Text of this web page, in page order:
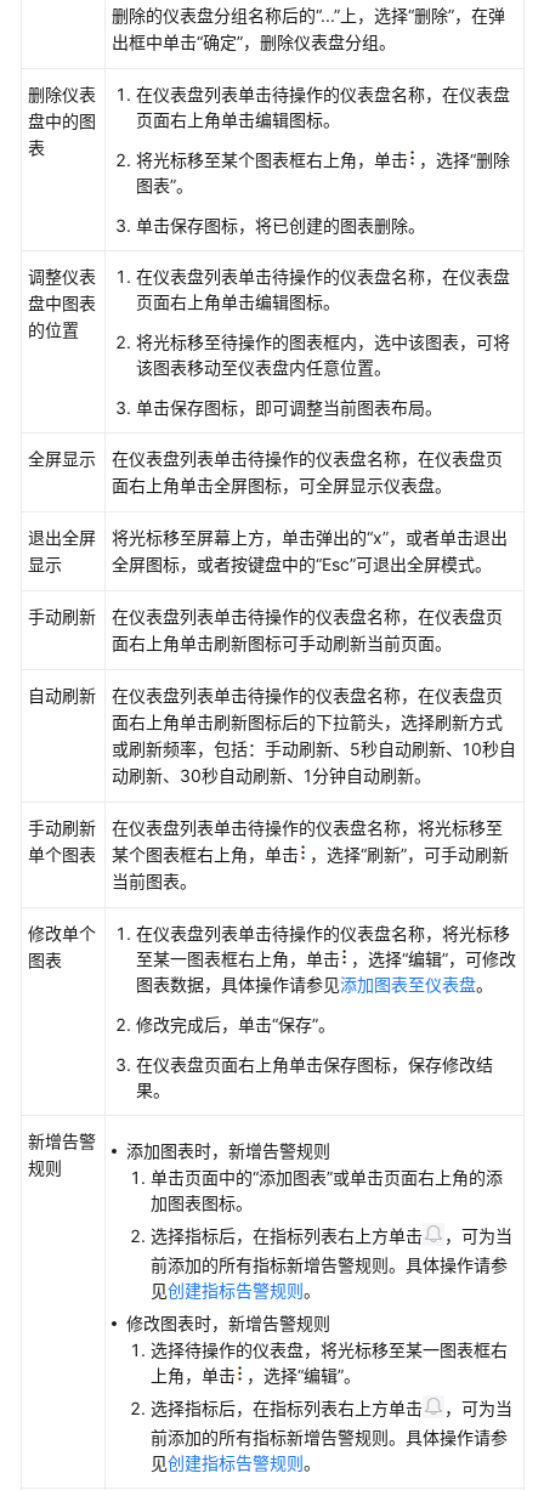
屏
模
在
设
AOM
表
滤
设
置
AOM
表
盘
滤
器
（新
版）
统
计
图
说
图
明
（新
删除的仪表盘分组名称后的“...” 上，选择“删除”，在弹
出框中单击“确定”，删除仪表盘分组。
删除仪表
盘中的图
表
在仪表盘列表单击待操作的仪表盘名称，在仪表盘
页面右上角单击编辑图标。
将光标移至某个图表框右上角，单击
，选择“删除
图表”。
单击保存图标，将已创建的图表删除。
调整仪表
盘中图表
的位置
在仪表盘列表单击待操作的仪表盘名称，在仪表盘
页面右上角单击编辑图标。
将光标移至待操作的图表框内，选中该图表，可将
该图表移动至仪表盘内任意位置。
单击保存图标，即可调整当前图表布局。
全屏显示
在仪表盘列表单击待操作的仪表盘名称，在仪表盘页
面右上角单击全屏图标，可全屏显示仪表盘。
退出全屏
显示
将光标移至屏幕上方，单击弹出的“x”，或者单击退出
全屏图标，或者按键盘中的“Esc”可退出全屏模式。
手动刷新
在仪表盘列表单击待操作的仪表盘名称，在仪表盘页
面右上角单击刷新图标可手动刷新当前页面。
自动刷新
在仪表盘列表单击待操作的仪表盘名称，在仪表盘页
面右上角单击刷新图标后的下拉箭头，选择刷新方式
或刷新频率，包括：手动刷新、5秒自动刷新、10秒自
动刷新、30秒自动刷新、1分钟自动刷新。
手动刷新
单个图表
在仪表盘列表单击待操作的仪表盘名称，将光标移至
某个图表框右上角，单击
，选择“刷新”，可手动刷新
当前图表。
修改单个
图表
在仪表盘列表单击待操作的仪表盘名称，将光标移
至某一图表框右上角，单击
，选择“编辑”，可修改
图表数据，具体操作请参见添加图表至仪表盘。
修改完成后，单击“保存”。
在仪表盘页面右上角单击保存图标，保存修改结
果。
新增告警
规则
添加图表时，新增告警规则
单击页面中的“添加图表”或单击页面右上角的添
加图表图标。
选择指标后，在指标列表右上方单击
，可为当
前添加的所有指标新增告警规则。具体操作请参
见创建指标告警规则。
修改图表时，新增告警规则
选择待操作的仪表盘，将光标移至某一图表框右
上角，单击
，选择“编辑”。
选择指标后，在指标列表右上方单击
，可为当
前添加的所有指标新增告警规则。具体操作请参
见创建指标告警规则。